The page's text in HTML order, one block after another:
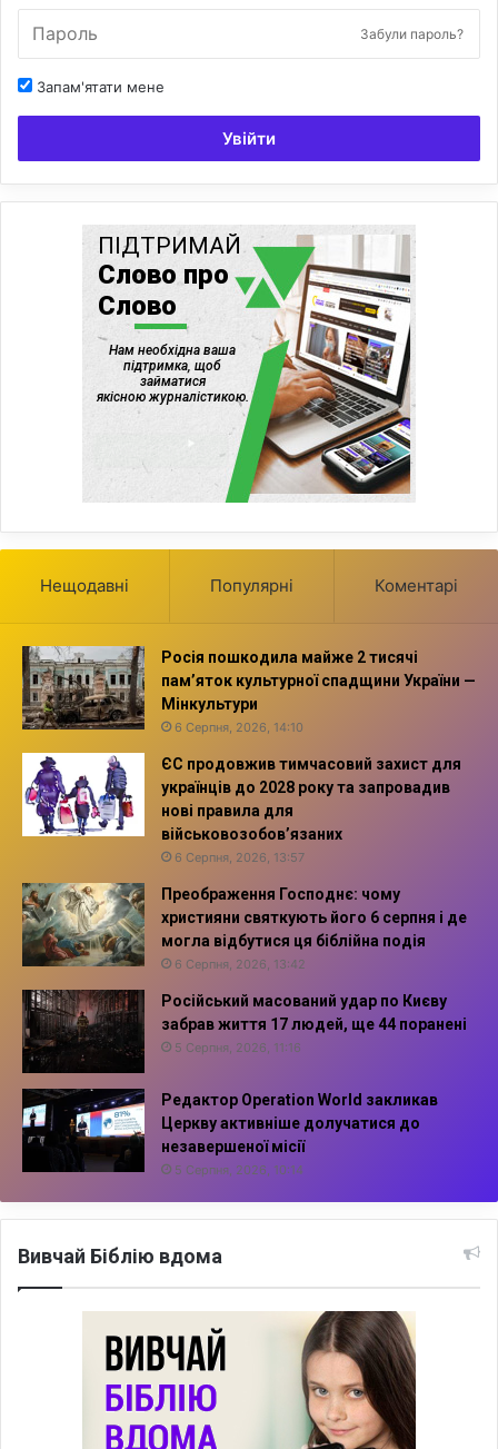
Забули пароль?
Запам'ятати мене
Увійти
Нещодавні Популярні Коментарі
Росія пошкодила майже 2 тисячі
пам’яток культурної спадщини України —
Мінкультури
6 Серпня, 2026, 14:10
ЄС продовжив тимчасовий захист для
українців до 2028 року та запровадив
нові правила для
військовозобов’язаних
6 Серпня, 2026, 13:57
Преображення Господнє: чому
християни святкують його 6 серпня і де
могла відбутися ця біблійна подія
6 Серпня, 2026, 13:42
Російський масований удар по Києву
забрав життя 17 людей, ще 44 поранені
5 Серпня, 2026, 11:16
Редактор Operation World закликав
Церкву активніше долучатися до
незавершеної місії
5 Серпня, 2026, 10:14
Вивчай Біблію вдома